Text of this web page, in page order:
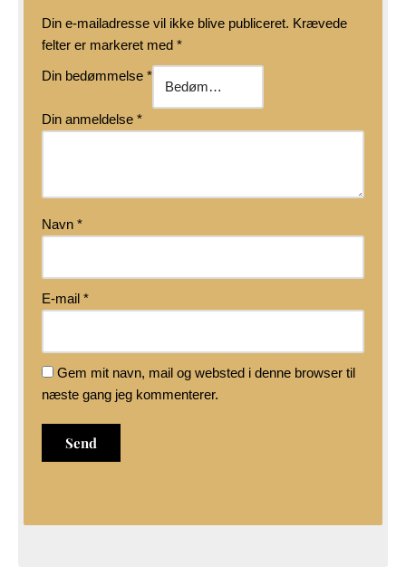
Din e-mailadresse vil ikke blive publiceret. Krævede
felter er markeret med *
Din bedømmelse *
Din anmeldelse *
Navn *
E-mail *
Gem mit navn, mail og websted i denne browser til
næste gang jeg kommenterer.